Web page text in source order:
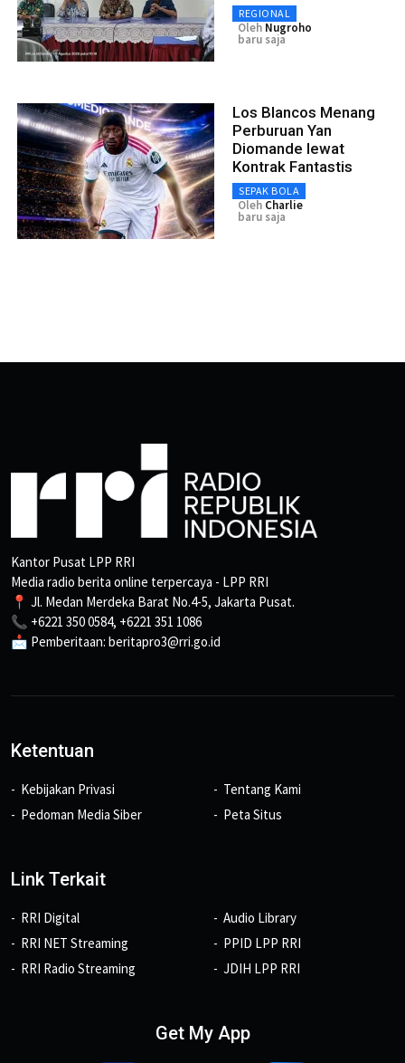
REGIONAL
Oleh Nugroho
baru saja
Los Blancos Menang
Perburuan Yan
Diomande lewat
Kontrak Fantastis
SEPAK BOLA
Oleh Charlie
baru saja
Kantor Pusat LPP RRI
Media radio berita online terpercaya - LPP RRI
📍 Jl. Medan Merdeka Barat No.4-5, Jakarta Pusat.
📞 +6221 350 0584, +6221 351 1086
📩 Pemberitaan: beritapro3@rri.go.id
Ketentuan
Kebijakan Privasi
Pedoman Media Siber
Tentang Kami
Peta Situs
Link Terkait
RRI Digital
RRI NET Streaming
RRI Radio Streaming
Audio Library
PPID LPP RRI
JDIH LPP RRI
Get My App